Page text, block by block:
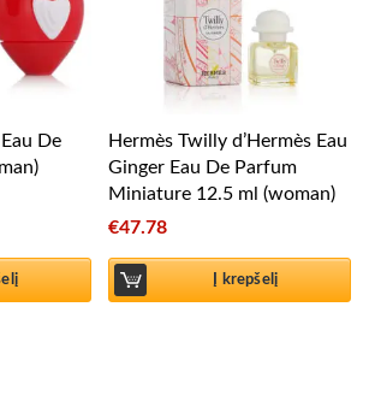
De
Hermès Twilly d’Hermès Eau
Ginger Eau De Parfum
Miniature 12.5 ml (woman)
€47.78
Į krepšelį